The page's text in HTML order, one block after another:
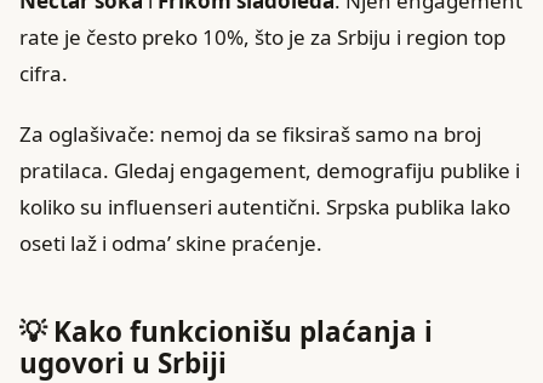
rate je često preko 10%, što je za Srbiju i region top
cifra.
Za oglašivače: nemoj da se fiksiraš samo na broj
pratilaca. Gledaj engagement, demografiju publike i
koliko su influenseri autentični. Srpska publika lako
oseti laž i odma’ skine praćenje.
💡 Kako funkcionišu plaćanja i
ugovori u Srbiji